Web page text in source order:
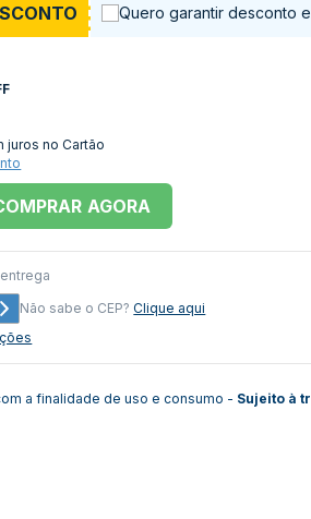
Quero garantir desconto
juros no Cartão
Não sabe o CEP?Clique aqui
a finalidade de uso e consumo - Sujeito à